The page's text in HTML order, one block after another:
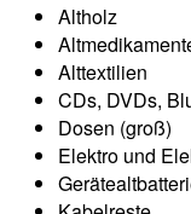
Altholz
Alttextilien
CDs, DVDs,
Dosen (groß)
Elektro und